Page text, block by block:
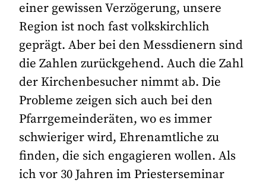
einer gewissen Verzögerung, unsere
Region ist noch fast volkskirchlich
geprägt. Aber bei den Messdienern sind
die Zahlen zurückgehend. Auch die Zahl
der Kirchenbesucher nimmt ab. Die
Probleme zeigen sich auch bei den
Pfarrgemeinderäten, wo es immer
schwieriger wird, Ehrenamtliche zu
finden, die sich engagieren wollen. Als
ich vor 30 Jahren im Priesterseminar